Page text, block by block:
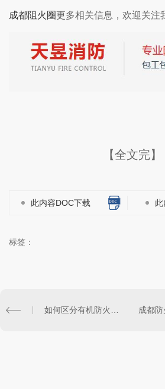
成都阻火圈更多相关信息，欢迎关注
【全文完】
此内容DOC下载
标签：